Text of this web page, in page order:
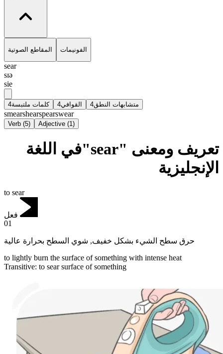
المقاطع الصوتية الفونيمات
sear
sɪə
sie
كلمات ملتبسة4 القوافي4 متشابهات النطق4
smearshearspearswear
Verb (5) Adjective (1)
تعريف ومعنى "sear"في اللغة
الإنجليزية
to sear
فعل
01
حرق سطح الشيء بشكل خفيف, شوي السطح بحرارة عالية
to lightly burn the surface of something with intense heat
Transitive: to searsurface of something